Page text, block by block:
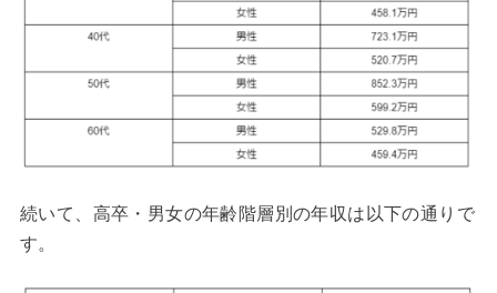
続いて、高卒・男女の年齢階層別の年収は以下の通りで
す。